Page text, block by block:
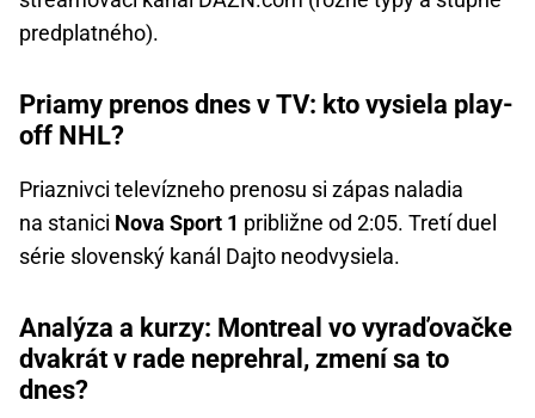
predplatného).
Priamy prenos dnes v TV: kto vysiela play-
off NHL?
Priaznivci televízneho prenosu si zápas naladia
na stanici Nova Sport 1 približne od 2:05. Tretí duel
série slovenský kanál Dajto neodvysiela.
Analýza a kurzy: Montreal vo vyraďovačke
dvakrát v rade neprehral, zmení sa to
dnes?